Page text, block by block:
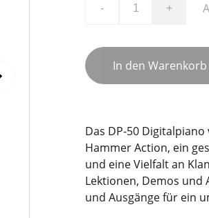
- +
In den Warenkorb
Das DP-50
Hammer Action, ein
und eine Vielfalt an
Lektionen, Demos und
und Ausgänge für ein